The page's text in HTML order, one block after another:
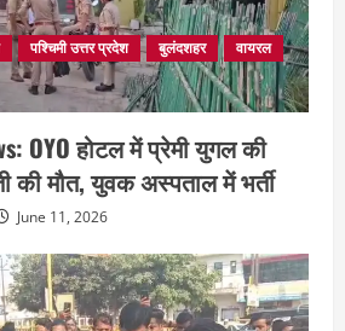
पश्चिमी उत्तर प्रदेश बुलंदशहर
वायरल
OYO होटल में प्रेमी युगल की
की मौत, युवक अस्पताल में भर्ती
June 11, 2026